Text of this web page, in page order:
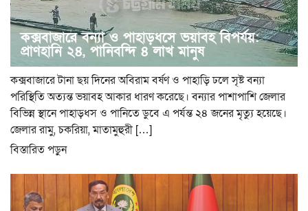
কক্সবাজারে বন্যা ও পাহাড়ধসে ভয়াবহ বিপর্যয়:
প্রাণহানি ২৪, পানিবন্দি ৪ লাখ মানুষ
কক্সবাজারে টানা ছয় দিনের অবিরাম বর্ষণ ও পাহাড়ি ঢলে সৃষ্ট বন্যা
পরিস্থিতি অত্যন্ত ভয়াবহ আকার ধারণ করেছে। বন্যার পাশাপাশি জেলার
বিভিন্ন স্থানে পাহাড়ধস ও পানিতে ডুবে এ পর্যন্ত ২৪ জনের মৃত্যু হয়েছে।
জেলার রামু, চকরিয়া, মাতামুহুরী […]
বিস্তারিত পড়ুন